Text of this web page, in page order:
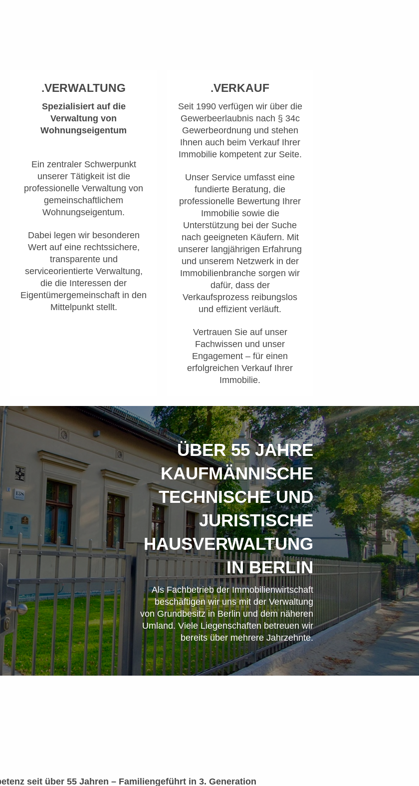
.VERWALTUNG
Spezialisiert auf die
Verwaltung von
Wohnungseigentum
Ein zentraler Schwerpunkt
unserer Tätigkeit ist die
professionelle Verwaltung von
gemeinschaftlichem
Wohnungseigentum.
Dabei legen wir besonderen
Wert auf eine rechtssichere,
transparente und
serviceorientierte Verwaltung,
die die Interessen der
Eigentümergemeinschaft in den
Mittelpunkt stellt.
.VERKAUF
Seit 1990 verfügen wir über die
Gewerbeerlaubnis nach § 34c
Gewerbeordnung und stehen
Ihnen auch beim Verkauf Ihrer
Immobilie kompetent zur Seite.
Unser Service umfasst eine
fundierte Beratung, die
professionelle Bewertung Ihrer
Immobilie sowie die
Unterstützung bei der Suche
nach geeigneten Käufern. Mit
unserer langjährigen Erfahrung
und unserem Netzwerk in der
Immobilienbranche sorgen wir
dafür, dass der
Verkaufsprozess reibungslos
und effizient verläuft.
Vertrauen Sie auf unser
Fachwissen und unser
Engagement – für einen
erfolgreichen Verkauf Ihrer
Immobilie.
ÜBER 55 JAHRE
KAUFMÄNNISCHE
TECHNISCHE UND
JURISTISCHE
HAUSVERWALTUNG
IN BERLIN
Als Fachbetrieb der Immobilienwirtschaft
beschäftigen wir uns mit der Verwaltung
von Grundbesitz in Berlin und dem näheren
Umland. Viele Liegenschaften betreuen wir
bereits über mehrere Jahrzehnte.
seit über 55 Jahren – Familiengeführt in 3. Generation